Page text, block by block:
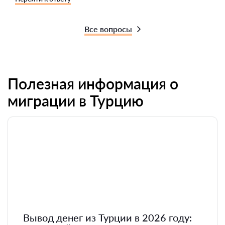
Все вопросы
Полезная информация о
миграции в Турцию
Вывод денег из Турции в 2026 году: